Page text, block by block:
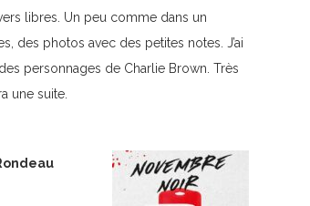
libres. Un peu comme dans un
des photos avec des petites notes. J’ai
personnages de Charlie Brown. Très
une suite.